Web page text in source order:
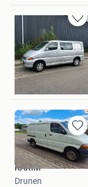
in
Mijn
Floris Eggengoor
Sassenheim
in
Mijn
KARIM
Drunen